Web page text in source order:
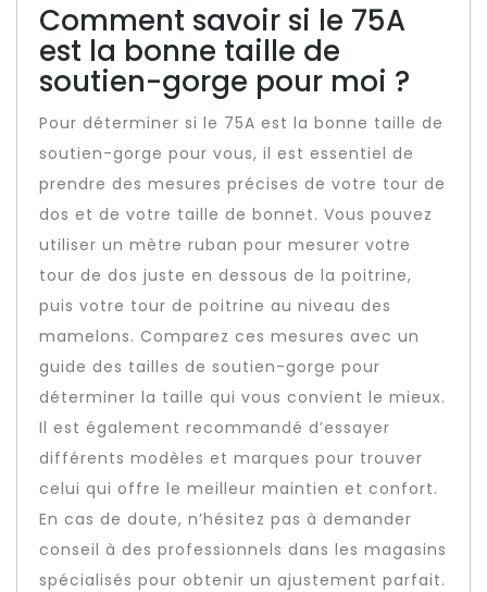
Comment savoir si le 75A
est la bonne taille de
soutien-gorge pour moi ?
Pour déterminer si le 75A est la bonne taille de
soutien-gorge pour vous, il est essentiel de
prendre des mesures précises de votre tour de
dos et de votre taille de bonnet. Vous pouvez
utiliser un mètre ruban pour mesurer votre
tour de dos juste en dessous de la poitrine,
puis votre tour de poitrine au niveau des
mamelons. Comparez ces mesures avec un
guide des tailles de soutien-gorge pour
déterminer la taille qui vous convient le mieux.
Il est également recommandé d’essayer
différents modèles et marques pour trouver
celui qui offre le meilleur maintien et confort.
En cas de doute, n’hésitez pas à demander
conseil à des professionnels dans les magasins
spécialisés pour obtenir un ajustement parfait.